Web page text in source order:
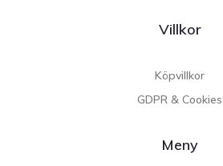
Villkor
Köpvillkor
GDPR & Cookies
Meny